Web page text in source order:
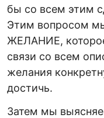
бы со всем этим
Этим вопросом
ЖЕЛАНИЕ,
связи со всем
желания
достичь.
Затем мы